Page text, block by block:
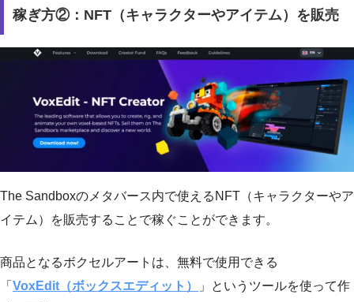
稼ぎ方②：NFT（キャラクターやアイテム）を販売
The Sandboxのメタバース内で使えるNFT（キャラクターやア
イテム）を販売することで稼ぐことができます。
商品となるボクセルアートは、無料で使用できる
「 VoxEdit（ボックスエディット）
」というツールを使って作